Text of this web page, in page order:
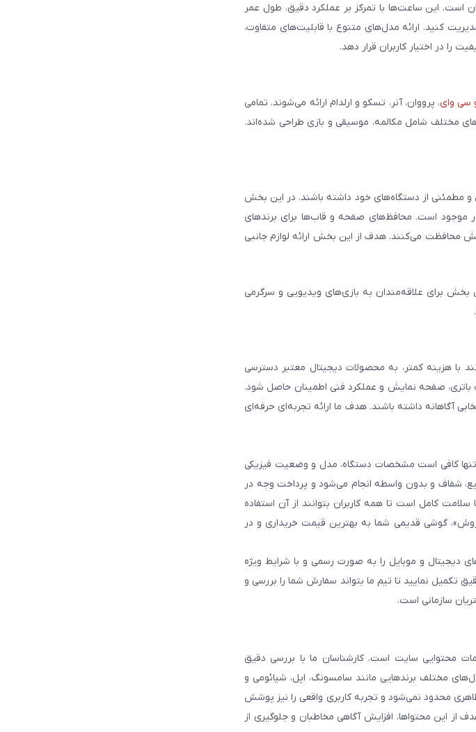
است. این ساعت‌ها با تمرکز بر عملکرد دقیق، طول عمر
کنید. ارائه مدل‌های متنوع با قابلیت‌های متفاوت،
در اختیار کاربران قرار دهد.
سی وای، پرووان، آنر، تسکو و ارلدام ارائه می‌شوند. تمامی
مختلف شامل مکالمه، موسیقی و بازی طراحی شده‌اند.
و مطمئنی از دستگاه‌های خود داشته باشند. در این بخش
موجود است. محافظ‌های صفحه و قاب‌ها برای برندهای
محافظت می‌کنند. هدف از این بخش ارائه لوازم جانبی
برای علاقه‌مندان به بازی‌های ویدیویی و سرگرمی
با هزینه کمتر، به محصولات دیجیتال معتبر دسترسی
صفحه نمایش و عملکرد فنی اطمینان حاصل شود.
آگاهانه داشته باشند. هدف ما ارائه تجربه‌ای حرفه‌ای
تنها کافی است مشخصات دستگاه، مدل و وضعیت فیزیکی
شفاف و بدون واسطه انجام می‌شود و پرداخت وجه در
کامل است تا همه کاربران بتوانند از آن استفاده
گوشی قدیمی شما به بهترین قیمت خریداری و در
دیجیتال و موبایل را به صورت رسمی و با شرایط ویژه
تکمیل نمایید تا تیم ما بتواند سفارش شما را بررسی و
سازمانی است.
سایت است. کارشناسان ما با بررسی دقیق
مختلف برندهایی مانند سامسونگ، اپل، شیائومی و
محدود نمی‌شود و تجربه کاربری واقعی را نیز پوشش
از این محتواها، افزایش آگاهی مخاطبان و جلوگیری از